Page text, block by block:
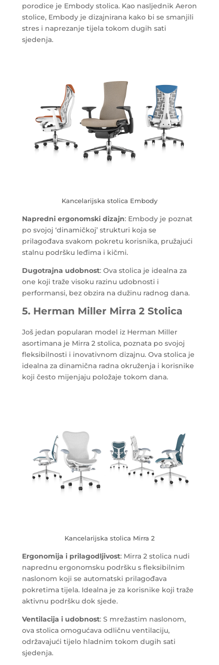
porodice je Embody stolica. Kao nasljednik Aeron
stolice, Embody je dizajnirana kako bi se smanjili
stres i naprezanje tijela tokom dugih sati
sjedenja.
Kancelarijska stolica Embody
Napredni ergonomski dizajn: Embody je poznat
po svojoj ‘dinamičkoj’ strukturi koja se
prilagođava svakom pokretu korisnika, pružajući
stalnu podršku leđima i kičmi.
Dugotrajna udobnost: Ova stolica je idealna za
one koji traže visoku razinu udobnosti i
performansi, bez obzira na dužinu radnog dana.
5. Herman Miller Mirra 2 Stolica
Još jedan popularan model iz Herman Miller
asortimana je Mirra 2 stolica, poznata po svojoj
fleksibilnosti i inovativnom dizajnu. Ova stolica je
idealna za dinamična radna okruženja i korisnike
koji često mijenjaju položaje tokom dana.
Kancelarijska stolica Mirra 2
Ergonomija i prilagodljivost: Mirra 2 stolica nudi
naprednu ergonomsku podršku s fleksibilnim
naslonom koji se automatski prilagođava
pokretima tijela. Idealna je za korisnike koji traže
aktivnu podršku dok sjede.
Ventilacija i udobnost: S mrežastim naslonom,
ova stolica omogućava odličnu ventilaciju,
održavajući tijelo hladnim tokom dugih sati
sjedenja.